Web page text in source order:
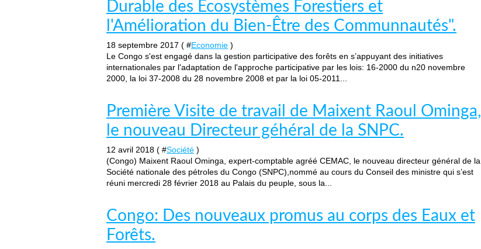
Durable des Ecosystèmes Forestiers et
l'Amélioration du Bien-Être des Communnautés".
18 septembre 2017 ( #Economie )
Le Congo s'est engagé dans la gestion participative des forêts en s’appuyant des initiatives
internationales par l'adaptation de l'approche participative par les lois: 16-2000 du n20 novembre
2000, la loi 37-2008 du 28 novembre 2008 et par la loi 05-2011...
Première Visite de travail de Maixent Raoul Ominga,
le nouveau Directeur géhéral de la SNPC.
12 avril 2018 ( #Société )
(Congo) Maixent Raoul Ominga, expert-comptable agréé CEMAC, le nouveau directeur général de la
Société nationale des pétroles du Congo (SNPC),nommé au cours du Conseil des ministre qui s’est
réuni mercredi 28 février 2018 au Palais du peuple, sous la...
Congo: Des nouveaux promus au corps des Eaux et
Forêts.